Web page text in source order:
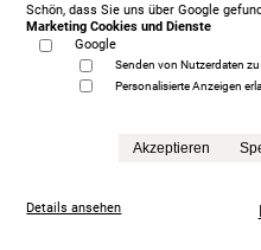
Schön, dass Sie uns über Google
Marketing Cookies und Dienste
Google
Senden von Nutzerdaten
Personalisierte Anzeigen
Akzeptieren
Details ansehen